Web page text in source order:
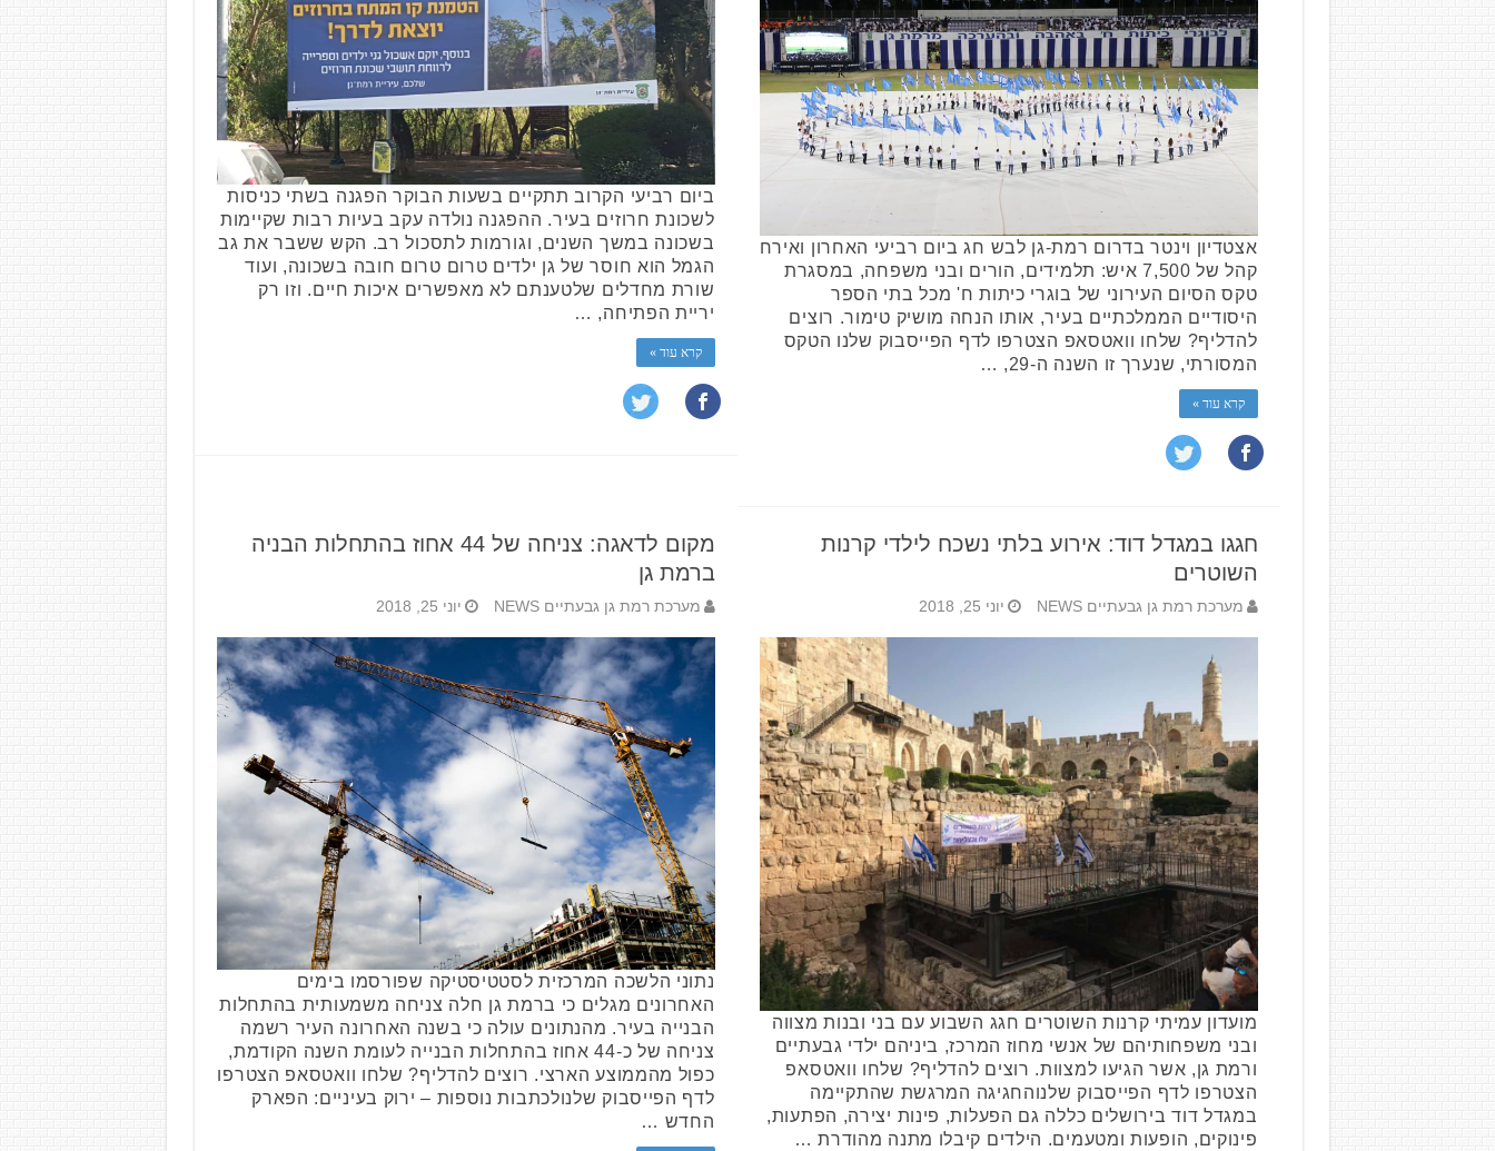
ביום רביעי הקרוב תתקיים בשעות הבוקר הפגנה בשתי כניסות
לשכונת חרוזים בעיר. ההפגנה נולדה עקב בעיות רבות שקיימות
בשכונה במשך השנים, וגורמות לתסכול רב. הקש ששבר את גב
הגמל הוא חוסר של גן ילדים טרום טרום חובה בשכונה, ועוד
שורת מחדלים שלטענתם לא מאפשרים איכות חיים. וזו רק
יריית הפתיחה, …
קרא עוד »
אצטדיון וינטר בדרום רמת-גן לבש חג ביום רביעי האחרון ואירח
קהל של 7,500 איש: תלמידים, הורים ובני משפחה, במסגרת
טקס הסיום העירוני של בוגרי כיתות ח' מכל בתי הספר
היסודיים הממלכתיים בעיר, אותו הנחה מושיק טימור. רוצים
להדליף? שלחו וואטסאפ הצטרפו לדף הפייסבוק שלנו הטקס
המסורתי, שנערך זו השנה ה-29, …
קרא עוד »
מקום לדאגה: צניחה של 44 אחוז בהתחלות הבניה
ברמת גן
מערכת רמת גן גבעתיים NEWS יוני 25, 2018
נתוני הלשכה המרכזית לסטטיסטיקה שפורסמו בימים
האחרונים מגלים כי ברמת גן חלה צניחה משמעותית בהתחלות
הבנייה בעיר. מהנתונים עולה כי בשנה האחרונה העיר רשמה
צניחה של כ-44 אחוז בהתחלות הבנייה לעומת השנה הקודמת,
כפול מהממוצע הארצי. רוצים להדליף? שלחו וואטסאפ הצטרפו
לדף הפייסבוק שלנולכתבות נוספות – ירוק בעיניים: הפארק
החדש …
חגגו במגדל דוד: אירוע בלתי נשכח לילדי קרנות
השוטרים
מערכת רמת גן גבעתיים NEWS יוני 25, 2018
מועדון עמיתי קרנות השוטרים חגג השבוע עם בני ובנות מצווה
ובני משפחותיהם של אנשי מחוז המרכז, ביניהם ילדי גבעתיים
ורמת גן, אשר הגיעו למצוות. רוצים להדליף? שלחו וואטסאפ
הצטרפו לדף הפייסבוק שלנוהחגיגה המרגשת שהתקיימה
במגדל דוד בירושלים כללה גם הפעלות, פינות יצירה, הפתעות,
פינוקים, הופעות ומטעמים. הילדים קיבלו מתנה מהודרת …